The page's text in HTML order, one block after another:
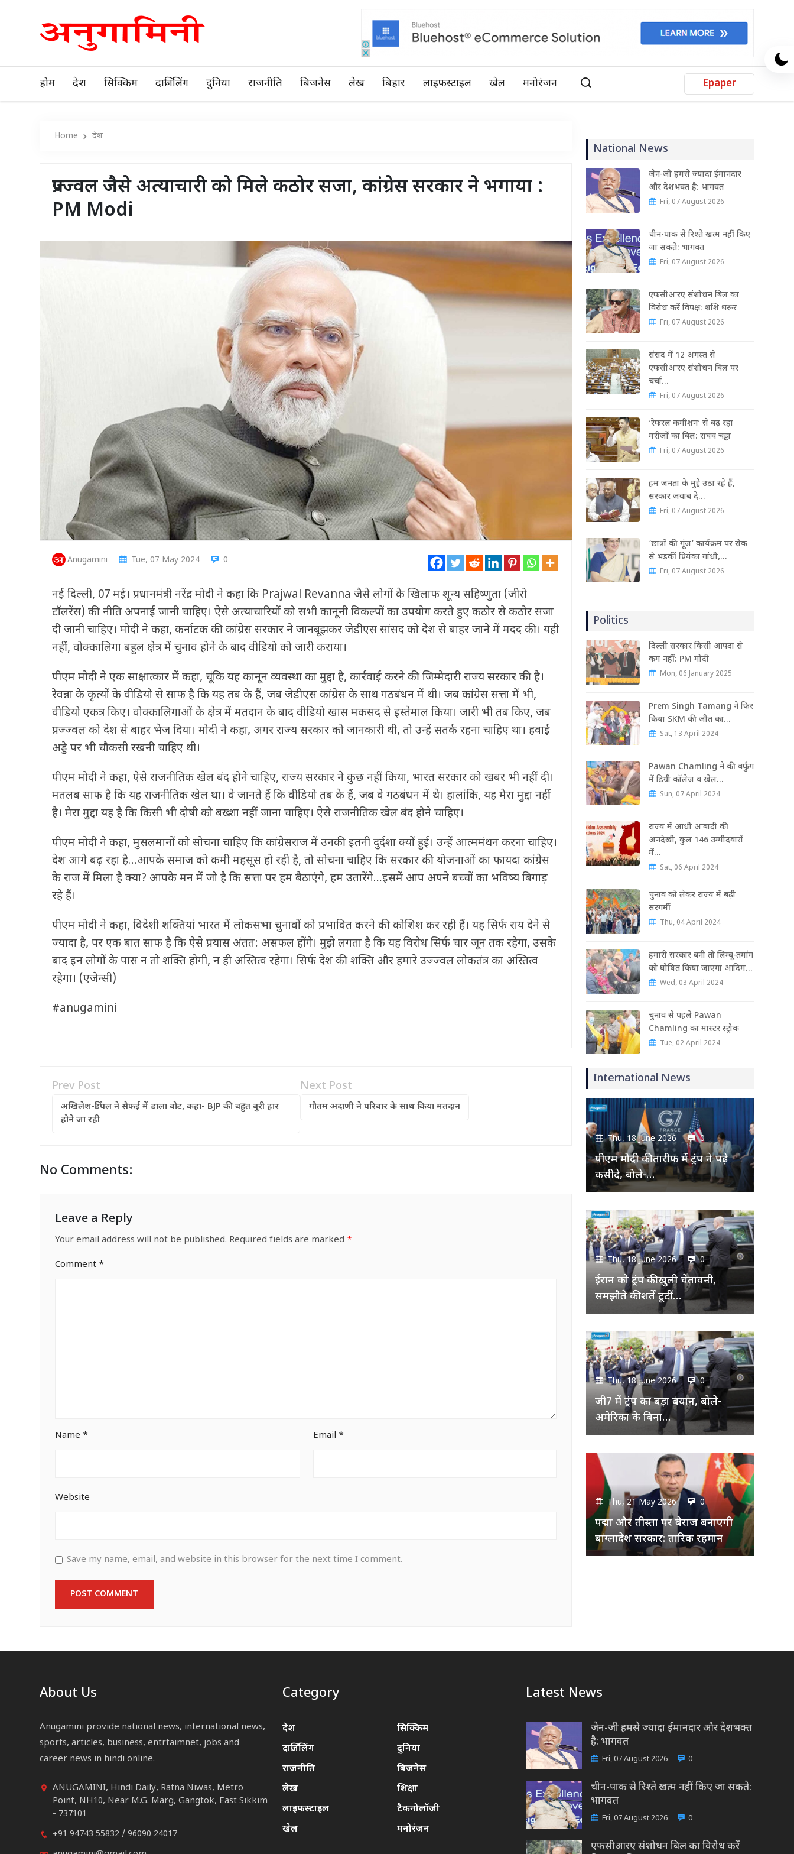
होम देश सिक्किम दार्जिलिंग दुनिया राजनीति बिजनेस लेख बिहार लाइफस्टाइल खेल मनोरंजन Epaper
Home देश
प्रज्ज्वल जैसे अत्याचारी को मिले कठोर सजा, कांग्रेस सरकार ने भगाया :
PM Modi
Anugamini Tue, 07 May 2024 0
नई दिल्ली, 07 मई। प्रधानमंत्री नरेंद्र मोदी ने कहा कि Prajwal Revanna जैसे लोगों के खिलाफ शून्य सहिष्णुता (जीरो
टॉलरेंस) की नीति अपनाई जानी चाहिए। ऐसे अत्याचारियों को सभी कानूनी विकल्पों का उपयोग करते हुए कठोर से कठोर सजा
दी जानी चाहिए। मोदी ने कहा, कर्नाटक की कांग्रेस सरकार ने जानबूझकर जेडीएस सांसद को देश से बाहर जाने में मदद की। यही
नहीं, वोक्कालिगा बहुल क्षेत्र में चुनाव होने के बाद वीडियो को जारी कराया।
पीएम मोदी ने एक साक्षात्कार में कहा, चूंकि यह कानून व्यवस्था का मुद्दा है, कार्रवाई करने की जिम्मेदारी राज्य सरकार की है।
रेवन्ना के कृत्यों के वीडियो से साफ है कि यह तब के हैं, जब जेडीएस कांग्रेस के साथ गठबंधन में थी। जब कांग्रेस सत्ता में भी,
वीडियो एकत्र किए। वोक्कालिगाओं के क्षेत्र में मतदान के बाद वीडियो खास मकसद से इस्तेमाल किया। जारी भी तब किए, जब
प्रज्ज्वल को देश से बाहर भेज दिया। मोदी ने कहा, अगर राज्य सरकार को जानकारी थी, तो उन्हें सतर्क रहना चाहिए था। हवाई
अड्डे पर भी चौकसी रखनी चाहिए थी।
पीएम मोदी ने कहा, ऐसे राजनीतिक खेल बंद होने चाहिए, राज्य सरकार ने कुछ नहीं किया, भारत सरकार को खबर भी नहीं दी।
मतलब साफ है कि यह राजनीतिक खेल था। वे जानते हैं कि वीडियो तब के हैं, जब वे गठबंधन में थे। हालांकि, यह मेरा मुद्दा नहीं
है। मेरा मुद्दा यह है कि किसी भी दोषी को बख्शा नहीं जाना चाहिए। ऐसे राजनीतिक खेल बंद होने चाहिए।
पीएम मोदी ने कहा, मुसलमानों को सोचना चाहिए कि कांग्रेसराज में उनकी इतनी दुर्दशा क्यों हुई। उन्हें आत्ममंथन करना चाहिए।
देश आगे बढ़ रहा है…आपके समाज को कमी महसूस हो रही है, तो सोचना चाहिए कि सरकार की योजनाओं का फायदा कांग्रेस
के राज में मिला है क्या? आपके मन में जो है कि सत्ता पर हम बैठाएंगे, हम उतारेंगे…इसमें आप अपने बच्चों का भविष्य बिगाड़
रहे हैं।
पीएम मोदी ने कहा, विदेशी शक्तियां भारत में लोकसभा चुनावों को प्रभावित करने की कोशिश कर रही हैं। यह सिर्फ राय देने से
ज्यादा है, पर एक बात साफ है कि ऐसे प्रयास अंतत: असफल होंगे। मुझे लगता है कि यह विरोध सिर्फ चार जून तक रहेगा, उसके
बाद इन लोगों के पास न तो शक्ति होगी, न ही अस्तित्व रहेगा। सिर्फ देश की शक्ति और हमारे उज्ज्वल लोकतंत्र का अस्तित्व
रहेगा। (एजेन्सी)
#anugamini
Prev Post
अखिलेश-डिंपल ने सैफई में डाला वोट, कहा- BJP की बहुत बुरी हार
होने जा रही
Next Post
गौतम अदाणी ने परिवार के साथ किया मतदान
No Comments:
Leave a Reply
Your email address will not be published. Required fields are marked *
Comment *
Name * Email *
Website
Save my name, email, and website in this browser for the next time I comment.
National News
जेन-जी हमसे ज्यादा ईमानदार
और देशभक्त है: भागवत
Fri, 07 August 2026
चीन-पाक से रिश्ते खत्म नहीं किए
जा सकते: भागवत
Fri, 07 August 2026
एफसीआरए संशोधन बिल का
विरोध करें विपक्ष: शशि थरूर
Fri, 07 August 2026
संसद में 12 अगस्त से
एफसीआरए संशोधन बिल पर
चर्चा…
Fri, 07 August 2026
‘रेफरल कमीशन’ से बढ़ रहा
मरीजों का बिल: राघव चड्ढा
Fri, 07 August 2026
हम जनता के मुद्दे उठा रहे हैं,
सरकार जवाब दे…
Fri, 07 August 2026
‘छात्रों की गूंज’ कार्यक्रम पर रोक
से भड़कीं प्रियंका गांधी,…
Fri, 07 August 2026
Politics
दिल्ली सरकार किसी आपदा से
कम नहीं: PM मोदी
Mon, 06 January 2025
Prem Singh Tamang ने फिर
किया SKM की जीत का…
Sat, 13 April 2024
Pawan Chamling ने की बर्फुंग
में डिग्री कॉलेज व खेल…
Sun, 07 April 2024
राज्‍य में आधी आबादी की
अनदेखी, कुल 146 उम्‍मीदवारों
में…
Sat, 06 April 2024
चुनाव को लेकर राज्‍य में बढ़ी
सरगर्मी
Thu, 04 April 2024
हमारी सरकार बनी तो लिम्बू-तमांग
को घोषित किया जाएगा आदिम…
Wed, 03 April 2024
चुनाव से पहले Pawan
Chamling का मास्‍टर स्‍ट्रोक
Tue, 02 April 2024
International News
Thu, 18 June 2026 0
पीएम मोदी की तारीफ में ट्रंप ने पढ़े
कसीदे, बोले-…
Thu, 18 June 2026 0
ईरान को ट्रंप की खुली चेतावनी,
समझौते की शर्तें टूटीं…
Thu, 18 June 2026 0
जी7 में ट्रंप का बड़ा बयान, बोले-
अमेरिका के बिना…
Thu, 21 May 2026 0
पद्मा और तीस्ता पर बैराज बनाएगी
बांग्लादेश सरकार: तारिक रहमान
About Us
Anugamini provide national news, international news,
sports, articles, business, entrtaimnet, jobs and
career news in hindi online.
ANUGAMINI, Hindi Daily, Ratna Niwas, Metro
Point, NH10, Near M.G. Marg, Gangtok, East Sikkim
- 737101
+91 94743 55832 / 96090 24017
Category
देश
सिक्किम
दार्जिलिंग
दुनिया
राजनीति
बिजनेस
लेख
शिक्षा
लाइफस्टाइल
टैकनोलॉजी
खेल
मनोरंजन
Latest News
जेन-जी हमसे ज्यादा ईमानदार और देशभक्त
है: भागवत
Fri, 07 August 2026 0
चीन-पाक से रिश्ते खत्म नहीं किए जा सकते:
भागवत
Fri, 07 August 2026 0
एफसीआरए संशोधन बिल का विरोध करें